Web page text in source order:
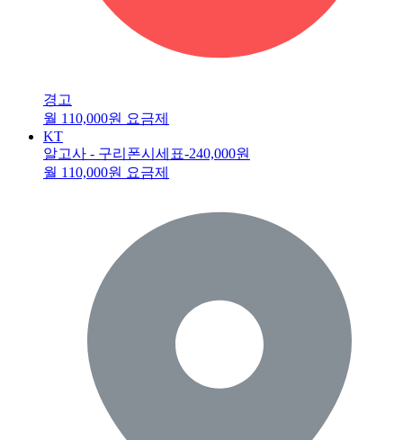
경고
월 110,000원 요금제
KT
알고사 - 구리폰시세표-240,000원
월 110,000원 요금제